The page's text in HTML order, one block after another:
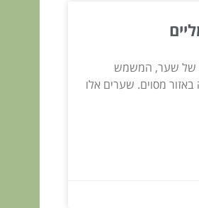
של שער, המשמש
מסוים. שערים אלו